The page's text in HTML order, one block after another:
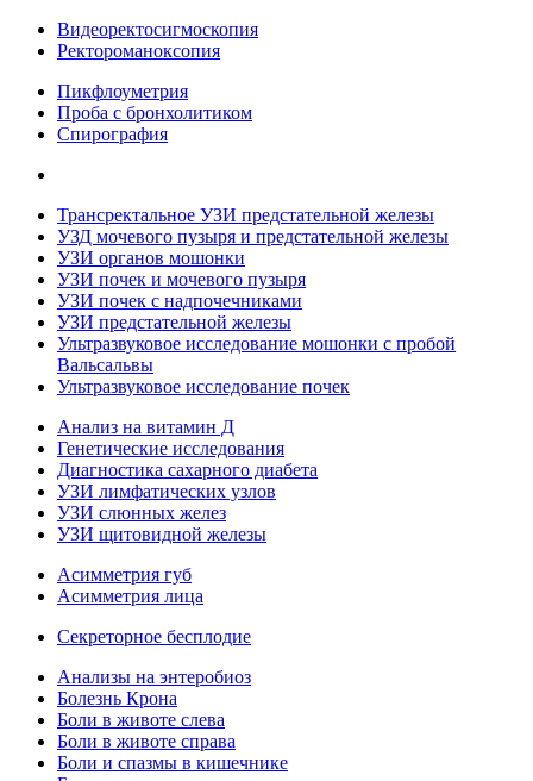
Видеоректосигмоскопия
Ректороманоксопия
Пикфлоуметрия
Проба с бронхолитиком
Спирография
Трансректальное УЗИ предстательной железы
УЗД мочевого пузыря и предстательной железы
УЗИ органов мошонки
УЗИ почек и мочевого пузыря
УЗИ почек с надпочечниками
УЗИ предстательной железы
Ультразвуковое исследование мошонки с пробой
Вальсальвы
Ультразвуковое исследование почек
Анализ на витамин Д
Генетические исследования
Диагностика сахарного диабета
УЗИ лимфатических узлов
УЗИ слюнных желез
УЗИ щитовидной железы
Асимметрия губ
Асимметрия лица
Секреторное бесплодие
Анализы на энтеробиоз
Болезнь Крона
Боли в животе слева
Боли в животе справа
Боли и спазмы в кишечнике